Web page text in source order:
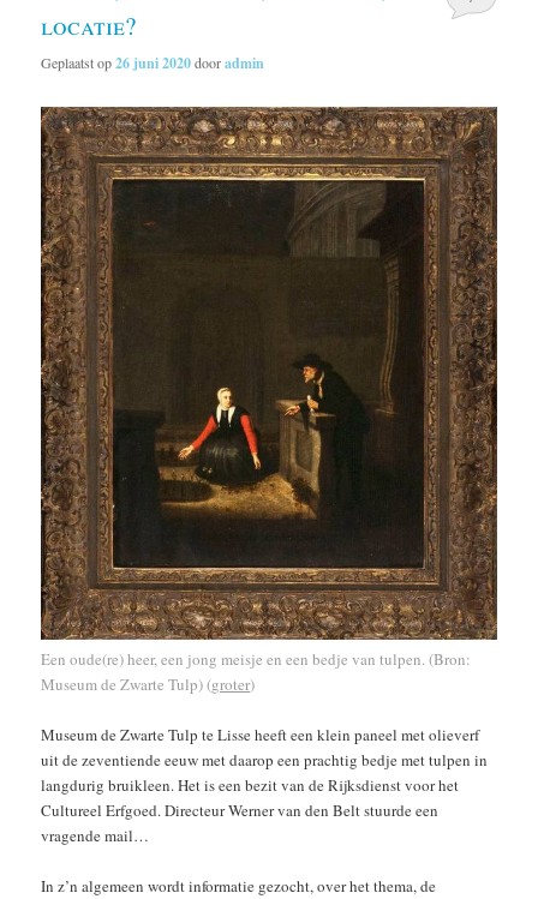
locatie?
Geplaatst op26 juni 2020dooradmin
Een oude(re) heer, een jong meisje en een bedje van tulpen. (Bron:
Museum de Zwarte Tulp) (groter)
Museum de Zwarte Tulp te Lisse heeft een klein paneel met olieverf
uit de zeventiende eeuw met daarop een prachtig bedje met tulpen in
langdurig bruikleen. Het is een bezit van de Rijksdienst voor het
Cultureel Erfgoed. Directeur Werner van den Belt stuurde een
vragende mail…
In z’n algemeen wordt informatie gezocht, over het thema, de